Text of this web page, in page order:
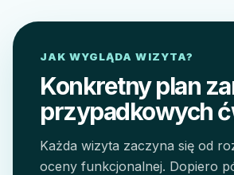
JAK WYGLĄDA WIZYTA?
Konkretny plan
przypadkowych
Każda wizyta zaczyna się od
oceny funkcjonalnej. Dopiero